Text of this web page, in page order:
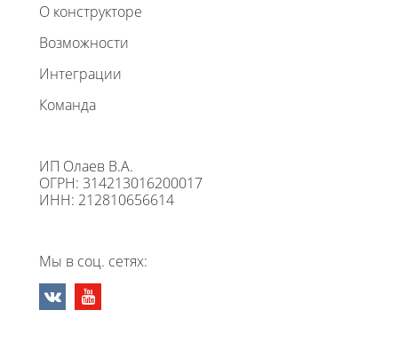
О конструкторе
Возможности
Интеграции
Команда
ИП Олаев В.А.
ОГРН: 314213016200017
ИНН: 212810656614
Мы в соц. сетях: